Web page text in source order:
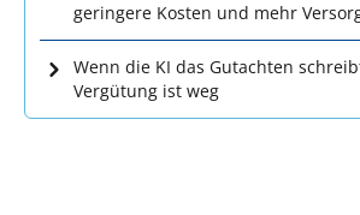
geringere Kosten und mehr
Wenn die KI das Gutachten
Vergütung ist weg